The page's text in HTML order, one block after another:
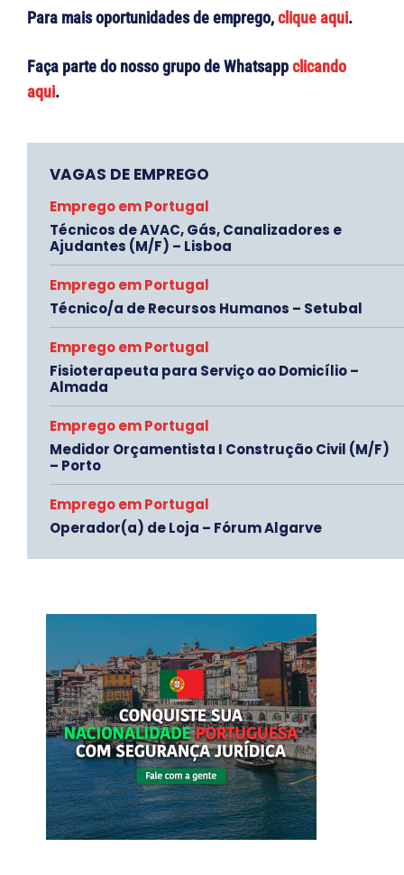
Para mais oportunidades de emprego,clique aqui.
Faça parte do nosso grupo de Whatsappclicando
aqui.
VAGAS DE EMPREGO
Emprego em Portugal
Técnicos de AVAC, Gás, Canalizadores e
Ajudantes (M/F) – Lisboa
Emprego em Portugal
Técnico/a de Recursos Humanos – Setubal
Emprego em Portugal
Fisioterapeuta para Serviço ao Domicílio –
Almada
Emprego em Portugal
Medidor Orçamentista I Construção Civil (M/F)
– Porto
Emprego em Portugal
Operador(a) de Loja – Fórum Algarve